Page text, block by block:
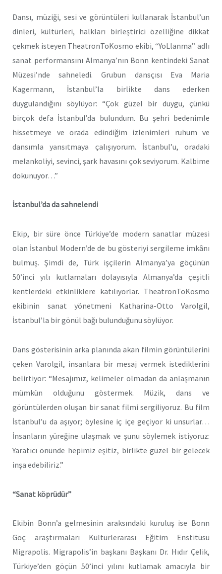
Dansı, müziği, sesi ve görüntüleri kullanarak İstanbul’un
dinleri, kültürleri, halkları birleştirici özelliğine dikkat
çekmek isteyen TheatronToKosmo ekibi, “YoLlanma” adlı
sanat performansını Almanya’nın Bonn kentindeki Sanat
Müzesi’nde sahneledi. Grubun dansçısı Eva Maria
Kagermann, İstanbul’la birlikte dans ederken
duygulandığını söylüyor: “Çok güzel bir duygu, çünkü
birçok defa İstanbul’da bulundum. Bu şehri bedenimle
hissetmeye ve orada edindiğim izlenimleri ruhum ve
dansımla yansıtmaya çalışıyorum. İstanbul’u, oradaki
melankoliyi, sevinci, şark havasını çok seviyorum. Kalbime
dokunuyor…”
İstanbul’da da sahnelendi
Ekip, bir süre önce Türkiye’de modern sanatlar müzesi
olan İstanbul Modern’de de bu gösteriyi sergileme imkânı
bulmuş. Şimdi de, Türk işçilerin Almanya’ya göçünün
50’inci yılı kutlamaları dolayısıyla Almanya’da çeşitli
kentlerdeki etkinliklere katılıyorlar. TheatronToKosmo
ekibinin sanat yönetmeni Katharina-Otto Varolgil,
İstanbul’la bir gönül bağı bulunduğunu söylüyor.
Dans gösterisinin arka planında akan filmin görüntülerini
çeken Varolgil, insanlara bir mesaj vermek istediklerini
belirtiyor: “Mesajımız, kelimeler olmadan da anlaşmanın
mümkün olduğunu göstermek. Müzik, dans ve
görüntülerden oluşan bir sanat filmi sergiliyoruz. Bu film
İstanbul’u da aşıyor; öylesine iç içe geçiyor ki unsurlar…
İnsanların yüreğine ulaşmak ve şunu söylemek istiyoruz:
Yaratıcı önünde hepimiz eşitiz, birlikte güzel bir gelecek
inşa edebiliriz.”
“Sanat köprüdür”
Ekibin Bonn’a gelmesinin araksındaki kuruluş ise Bonn
Göç araştırmaları Kültürlerarası Eğitim Enstitüsü
Migrapolis. Migrapolis’in başkanı Başkanı Dr. Hıdır Çelik,
Türkiye’den göçün 50’inci yılını kutlamak amacıyla bir